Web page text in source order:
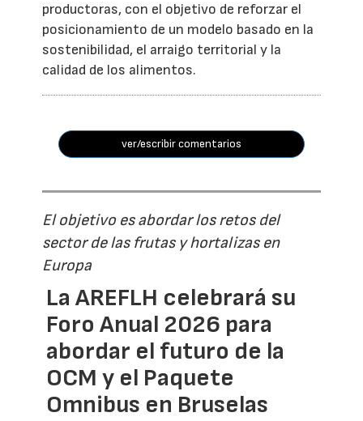
productoras, con el objetivo de reforzar el
posicionamiento de un modelo basado en la
sostenibilidad, el arraigo territorial y la
calidad de los alimentos.
ver/escribir comentarios
El objetivo es abordar los retos del
sector de las frutas y hortalizas en
Europa
La AREFLH celebrará su
Foro Anual 2026 para
abordar el futuro de la
OCM y el Paquete
Omnibus en Bruselas